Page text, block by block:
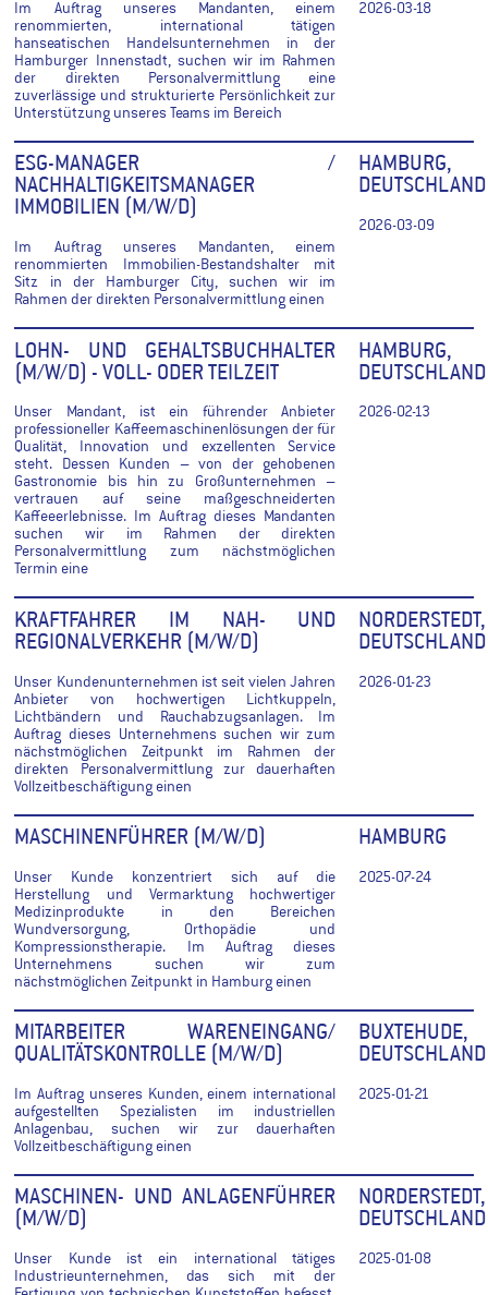
Im Auftrag unseres Mandanten, einem
renommierten, international tätigen
hanseatischen Handelsunternehmen in der
Hamburger Innenstadt, suchen wir im Rahmen
der direkten Personalvermittlung eine
zuverlässige und strukturierte Persönlichkeit zur
Unterstützung unseres Teams im Bereich
2026-03-18
ESG-MANAGER /
NACHHALTIGKEITSMANAGER
IMMOBILIEN (M/W/D)
Im Auftrag unseres Mandanten, einem
renommierten Immobilien-Bestandshalter mit
Sitz in der Hamburger City, suchen wir im
Rahmen der direkten Personalvermittlung einen
HAMBURG,
DEUTSCHLAND
2026-03-09
LOHN- UND GEHALTSBUCHHALTER
(M/W/D) - VOLL- ODER TEILZEIT
Unser Mandant, ist ein führender Anbieter
professioneller Kaffeemaschinenlösungen der für
Qualität, Innovation und exzellenten Service
steht. Dessen Kunden – von der gehobenen
Gastronomie bis hin zu Großunternehmen –
vertrauen auf seine maßgeschneiderten
Kaffeeerlebnisse. Im Auftrag dieses Mandanten
suchen wir im Rahmen der direkten
Personalvermittlung zum nächstmöglichen
Termin eine
HAMBURG,
DEUTSCHLAND
2026-02-13
KRAFTFAHRER IM NAH- UND
REGIONALVERKEHR (M/W/D)
Unser Kundenunternehmen ist seit vielen Jahren
Anbieter von hochwertigen Lichtkuppeln,
Lichtbändern und Rauchabzugsanlagen. Im
Auftrag dieses Unternehmens suchen wir zum
nächstmöglichen Zeitpunkt im Rahmen der
direkten Personalvermittlung zur dauerhaften
Vollzeitbeschäftigung einen
NORDERSTEDT,
DEUTSCHLAND
2026-01-23
MASCHINENFÜHRER (M/W/D)
Unser Kunde konzentriert sich auf die
Herstellung und Vermarktung hochwertiger
Medizinprodukte in den Bereichen
Wundversorgung, Orthopädie und
Kompressionstherapie. Im Auftrag dieses
Unternehmens suchen wir zum
nächstmöglichen Zeitpunkt in Hamburg einen
HAMBURG
2025-07-24
MITARBEITER WARENEINGANG/
QUALITÄTSKONTROLLE (M/W/D)
Im Auftrag unseres Kunden, einem international
aufgestellten Spezialisten im industriellen
Anlagenbau, suchen wir zur dauerhaften
Vollzeitbeschäftigung einen
BUXTEHUDE,
DEUTSCHLAND
2025-01-21
MASCHINEN- UND ANLAGENFÜHRER
(M/W/D)
Unser Kunde ist ein international tätiges
Industrieunternehmen, das sich mit der
NORDERSTEDT,
DEUTSCHLAND
2025-01-08